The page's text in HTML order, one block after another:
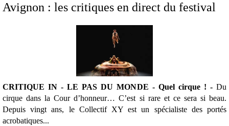
Avignon : les critiques en direct du festival
CRITIQUE IN - LE PAS DU MONDE - Quel cirque ! - Du
cirque dans la Cour d’honneur… C’est si rare et ce sera si beau.
Depuis vingt ans, le Collectif XY est un spécialiste des portés
acrobatiques...